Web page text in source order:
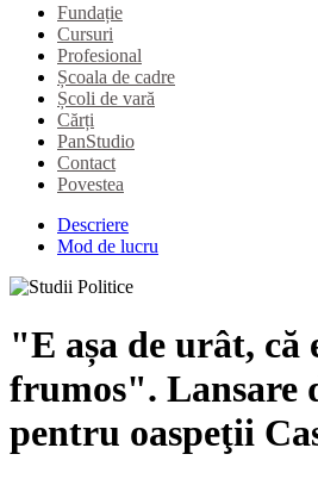
Fundație
Cursuri
Profesional
Școala de cadre
Școli de vară
Cărți
PanStudio
Contact
Povestea
Descriere
Mod de lucru
"E așa de urât, că
frumos". Lansare
pentru oaspeţii